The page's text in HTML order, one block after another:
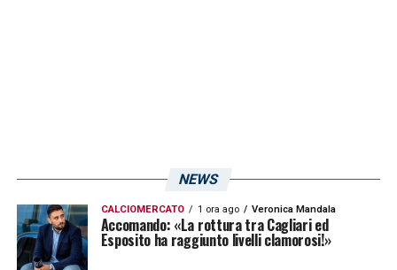
De Bruyne (Manchester City)
Bellingham (Borussia Dortmund/Real Madrid)
Kolo Muani (Eintracht/Psg)
NEWS
CALCIOMERCATO 1 ora ago Veronica Mandala
Accomando: «La rottura tra Cagliari ed
Esposito ha raggiunto livelli clamorosi!»